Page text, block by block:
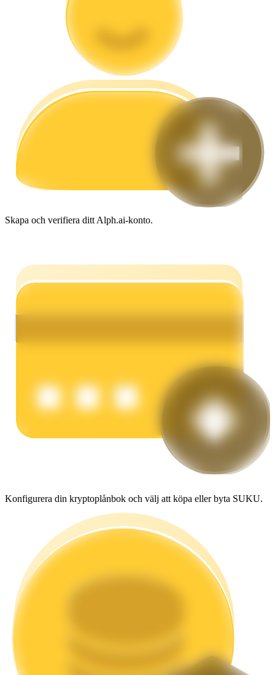
Information
Big data-analys inklusive handelsinformation, etc.
Tjäna
Power Piggy
Tjäna konkurrenskraftiga belöningar dagligen
Skapa och verifiera ditt Alph.ai-konto.
Konfigurera din kryptoplånbok och välj att köpa eller byta SUKU.